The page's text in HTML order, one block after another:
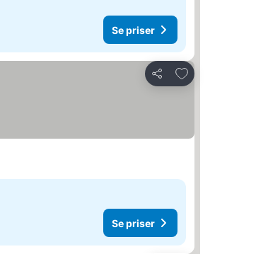
Se priser
Del
Legg til i favoritter
Se priser